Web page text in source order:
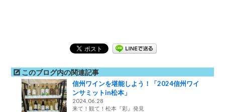
このブログ内の関連記事
信州ワインを堪能しよう！「2024信州ワイ
ンサミットin松本」
2024.06.28
来て！観て！松本『彩』発見